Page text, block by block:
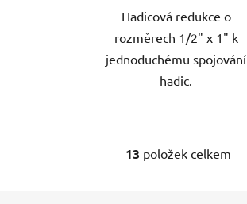
Hadicová redukce o
rozměrech 1/2" x 1" k
jednoduchému spojování
hadic.
O
13 položek celkem